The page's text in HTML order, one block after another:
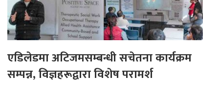
एडिलेडमा अटिजमसम्बन्धी सचेतना कार्यक्रम
सम्पन्न, विज्ञहरूद्वारा विशेष परामर्श